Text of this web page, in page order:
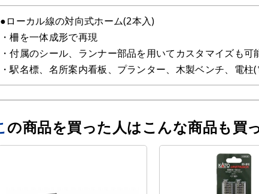
●ローカル線の対向式ホーム(2本入)
・柵を一体成形で再現
・付属のシール、ランナー部品を用いてカスタマイズも可
・駅名標、名所案内看板、プランター、木製ベンチ、電
この商品を買った人はこんな商品も買